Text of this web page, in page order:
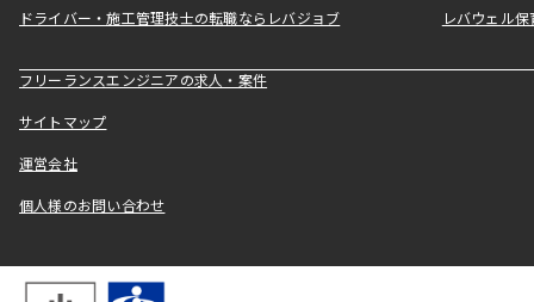
ドライバー・施工管理技士の転職ならレバジョブ レバウェル
フリーランスエンジニアの求人・案件
サイトマップ
運営会社
個人様のお問い合わせ